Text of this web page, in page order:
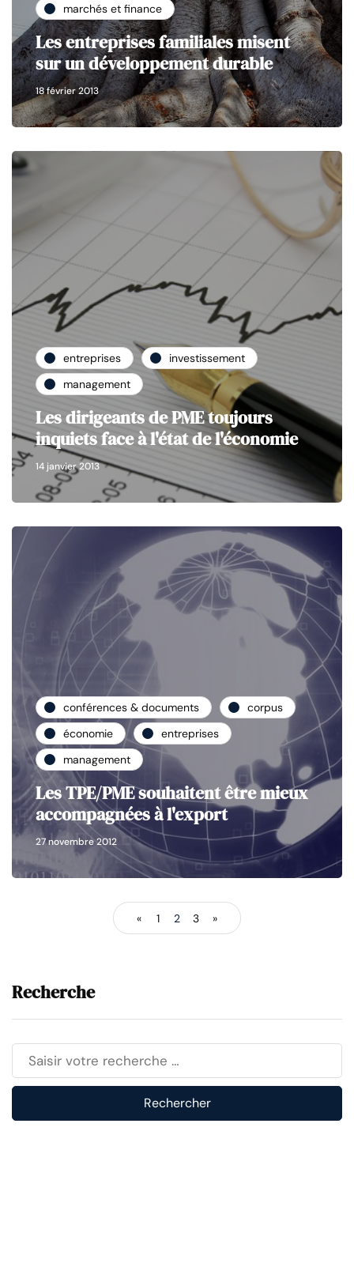
marchés et finance
Les entreprises familiales misent
sur un développement durable
18 février 2013
entreprises
investissement
management
Les dirigeants de PME toujours
inquiets face à l'état de l'économie
14 janvier 2013
conférences & documents
corpus
économie
entreprises
management
Les TPE/PME souhaitent être mieux
accompagnées à l'export
27 novembre 2012
« 1 2 3 »
Recherche